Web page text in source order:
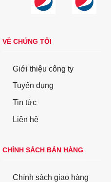
VỀ CHÚNG TÔI
Giới thiệu công ty
Tuyển dụng
Tin tức
Liên hệ
CHÍNH SÁCH BÁN HÀNG
Chính sách giao hàng